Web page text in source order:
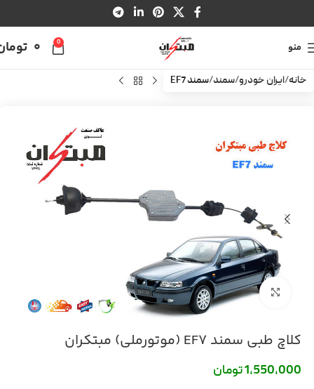
منو 0
0
خانه ایران خودرو سمند سمند EF7
بزرگنمایی تصویر
کلاچ طبی سمند EF7 (موتورملی) مبتکران
1,550,000تومان